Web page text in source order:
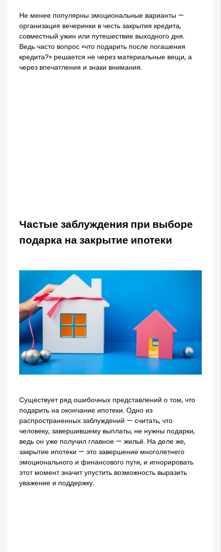
Не менее популярны эмоциональные варианты —
организация вечеринки в честь закрытия кредита,
совместный ужин или путешествие выходного дня.
Ведь часто вопрос «что подарить после погашения
кредита?» решается не через материальные вещи, а
через впечатления и знаки внимания.
Частые заблуждения при выборе
подарка на закрытие ипотеки
Существует ряд ошибочных представлений о том, что
подарить на окончание ипотеки. Одно из
распространенных заблуждений — считать, что
человеку, завершившему выплаты, не нужны подарки,
ведь он уже получил главное — жильё. На деле же,
закрытие ипотеки — это завершение многолетнего
эмоционального и финансового пути, и игнорировать
этот момент значит упустить возможность выразить
уважение и поддержку.